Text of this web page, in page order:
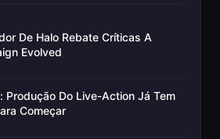
De Halo Rebate Críticas A
Evolved
Produção Do Live-Action Já Tem
Começar